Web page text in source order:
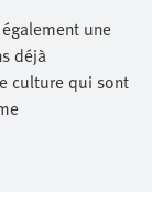
une
déjà
culture qui sont